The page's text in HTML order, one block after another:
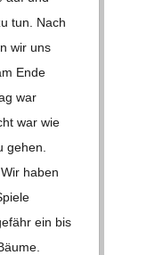
tun. Nach
wir uns
Ende
war
war wie
gehen.
haben
ein bis